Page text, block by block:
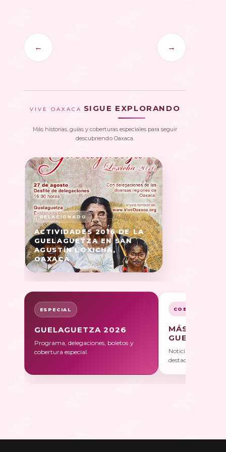
← →
VIVE OAXACA SIGUE EXPLORANDO
Más historias, guías y coberturas especiales para seguir
descubriendo Oaxaca.
ACTIVIDADES 2016 DE LA
GUELAGUETZA EN SAN
AGUSTÍN LOXICHA,
OAXACA
ESPECIAL
GUELAGUETZA 2026
Programa, delegaciones, boletos y
cobertura especial.
COBERTURA
MÁS SOBRE
Noticias, galerías y
destacadas.